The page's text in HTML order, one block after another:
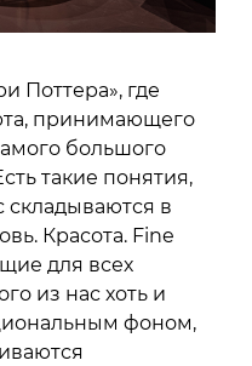
Поттера», где
принимающего
большого
такие понятия,
складываются в
Красота. Fine
для всех
из нас хоть и
фоном,